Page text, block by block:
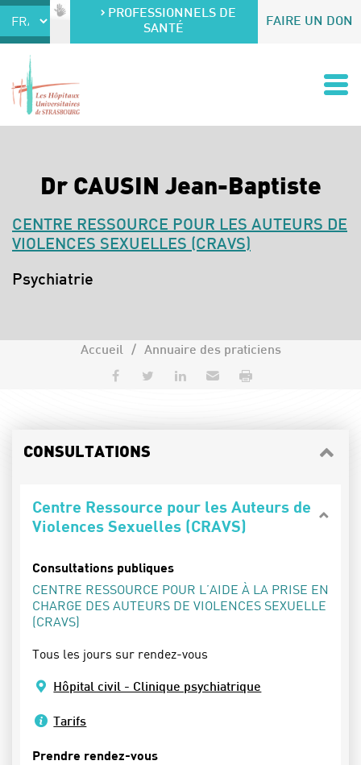
Accéder au contenu
Accéder au menuPROFESSIONNELS DE
SANTÉ
FAIRE UN DON
Dr CAUSIN Jean-Baptiste
CENTRE RESSOURCE POUR LES AUTEURS DE
VIOLENCES SEXUELLES (CRAVS)
Spécialités :
Psychiatrie
Accueil Annuaire des praticiens
Partager sur Facebook
Partager sur Twitter
Partager sur LinkedIn
Envoyer par e-mail
CONSULTATIONS
Centre Ressource pour les Auteurs de
Violences Sexuelles (CRAVS)
Consultations publiques
CENTRE RESSOURCE POUR L’AIDE À LA PRISE EN
CHARGE DES AUTEURS DE VIOLENCES SEXUELLE
(CRAVS)
Tous les jours sur rendez-vous
Hôpital civil - Clinique psychiatrique
Tarifs
Prendre rendez-vous